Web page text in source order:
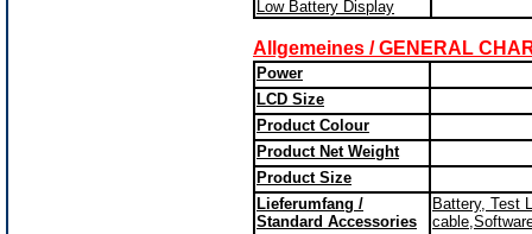
Low Battery Display
Allgemeines / GENERAL
Power
LCD Size
Product Colour
Product Net Weight
Product Size
Lieferumfang /
Standard Accessories
Battery, Test